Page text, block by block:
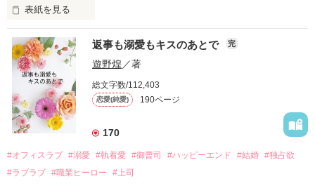
さらに、美桜が初めてだと知った哲平は
『責任をとる、結婚しよう』と真っ直ぐに告げてきた。
戸惑う美桜とは裏腹に、好きという気持ちを隠すことなく
甘やかしてくる。
そんなある日、哲平は美桜がストーカー被害に
遭っていることを知る。
美桜を守るため、哲平は同居を提案してきて――。
夏木美桜(なつきみお)
鳴海哲平 (なるみてっぺい)
表紙を見る
おかしな噂を流されて前の職場でうまくいかなかった梅田美
桜は、海外で傷心旅行をしていたところ、日本人美青年と出会
い、酒の勢いもあり一夜限りの関係となる。
帰国後、美桜は新しい職場でワンナイトした美青年と再会。
なんと彼の正体は、とある財閥御曹司にも関わらず、一族を離
れて起業した新進気鋭の実業家、社内でも冷徹だと評判な社長
――御影恭司その人だったのだ――！
なぜか恭司から飼い猫の世話係を命じられた美桜は、猫の世
の関係となってしまい――？
返事も溺愛もキスのあとで 完
遊野煌／著
総文字数/112,403
恋愛(純愛) 190ページ
170
#オフィスラブ #溺愛 #執着愛 #御曹司 #ハッピーエンド #結婚 #独占欲
#ラブラブ #職業ヒーロー #上司